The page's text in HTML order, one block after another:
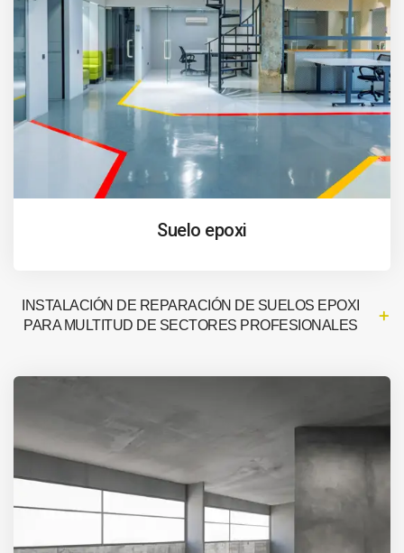
Suelo epoxi
INSTALACIÓN DE REPARACIÓN DE SUELOS EPOXI
PARA MULTITUD DE SECTORES PROFESIONALES